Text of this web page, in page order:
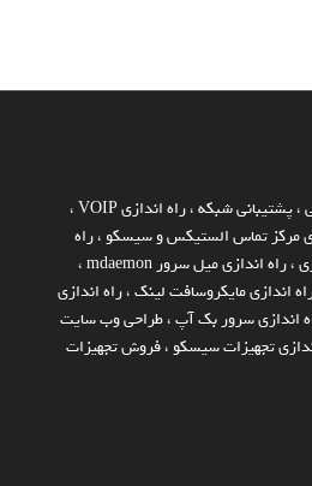
،پشتیبانی شبکه،راه اندازی VOIP
،
مرکز تماس الستیکس و سیسکو،راه
،راه اندازی میل سرور mdaemon
،
اندازی مایکروسافت لینک،راه اندازی
اندازی سرور بک آپ،طراحی وب سایت
تجهیزات سیسکو،فروش تجهیزات